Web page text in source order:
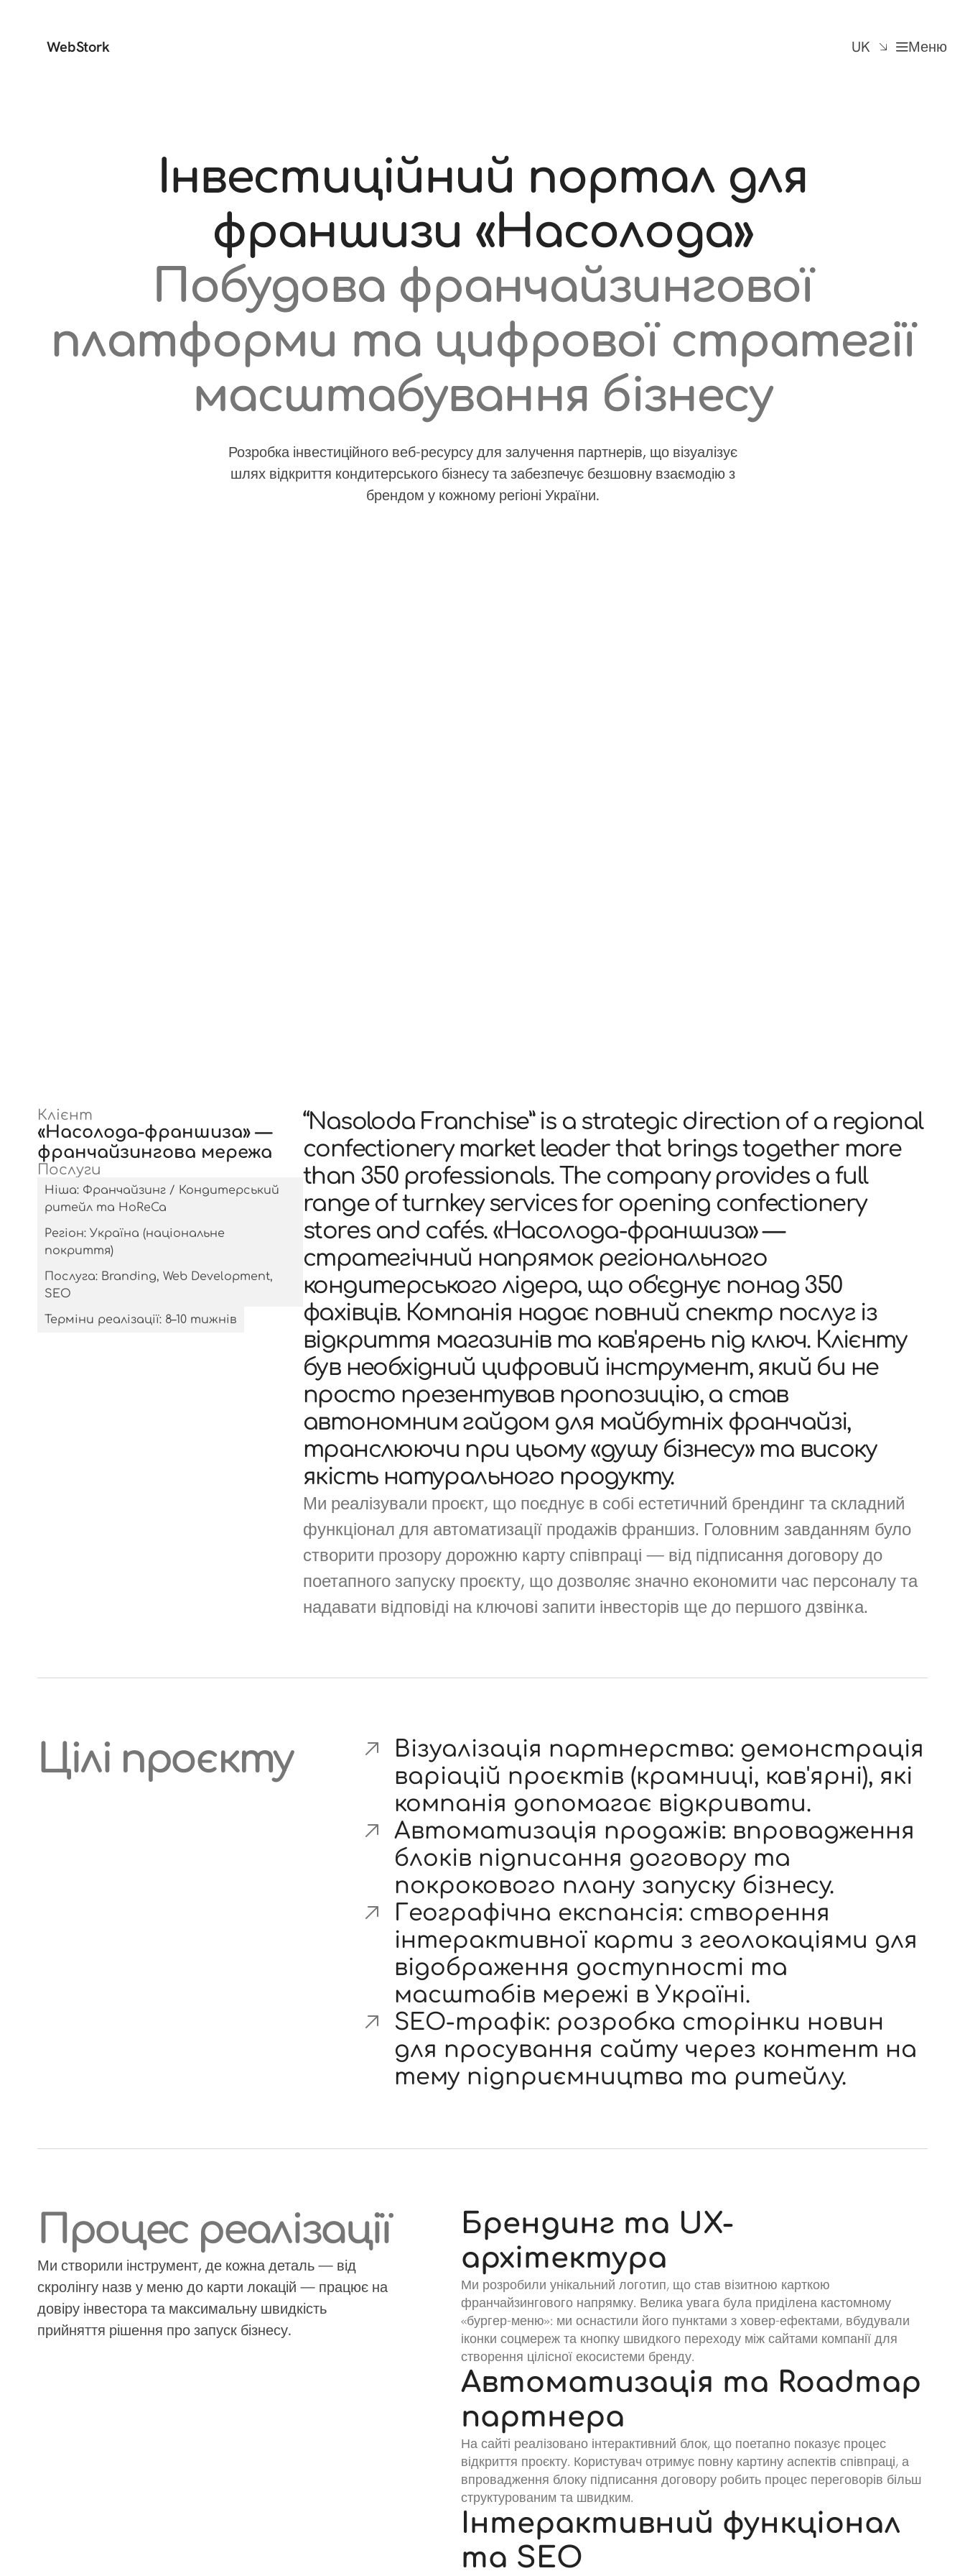
WebStork UK Меню
Інвестиційний портал для
франшизи «Насолода»
Побудова франчайзингової
платформи та цифрової стратегії
масштабування бізнесу
Розробка інвестиційного веб-ресурсу для залучення партнерів, що візуалізує
шлях відкриття кондитерського бізнесу та забезпечує безшовну взаємодію з
брендом у кожному регіоні України.
Клієнт
«Насолода-франшиза» —
франчайзингова мережа
Послуги
Ніша: Франчайзинг / Кондитерський
ритейл та HoReCa
Регіон: Україна (національне
покриття)
Послуга: Branding, Web Development,
SEO
Терміни реалізації: 8–10 тижнів
“Nasoloda Franchise” is a strategic direction of a regional
confectionery market leader that brings together more
than 350 professionals. The company provides a full
range of turnkey services for opening confectionery
stores and cafés. «Насолода-франшиза» —
стратегічний напрямок регіонального
кондитерського лідера, що об'єднує понад 350
фахівців. Компанія надає повний спектр послуг із
відкриття магазинів та кав'ярень під ключ. Клієнту
був необхідний цифровий інструмент, який би не
просто презентував пропозицію, а став
автономним гайдом для майбутніх франчайзі,
транслюючи при цьому «душу бізнесу» та високу
якість натурального продукту.
Ми реалізували проєкт, що поєднує в собі естетичний брендинг та складний
функціонал для автоматизації продажів франшиз. Головним завданням було
створити прозору дорожню карту співпраці — від підписання договору до
поетапного запуску проєкту, що дозволяє значно економити час персоналу та
надавати відповіді на ключові запити інвесторів ще до першого дзвінка.
Цілі проєкту
Візуалізація партнерства: демонстрація
варіацій проєктів (крамниці, кав'ярні), які
компанія допомагає відкривати.
Автоматизація продажів: впровадження
блоків підписання договору та
покрокового плану запуску бізнесу.
Географічна експансія: створення
інтерактивної карти з геолокаціями для
відображення доступності та
масштабів мережі в Україні.
SEO-трафік: розробка сторінки новин
для просування сайту через контент на
тему підприємництва та ритейлу.
Процес реалізації
Ми створили інструмент, де кожна деталь — від
скролінгу назв у меню до карти локацій — працює на
довіру інвестора та максимальну швидкість
прийняття рішення про запуск бізнесу.
Брендинг та UX-
архітектура
Ми розробили унікальний логотип, що став візитною карткою
франчайзингового напрямку. Велика увага була приділена кастомному
«бургер-меню»: ми оснастили його пунктами з ховер-ефектами, вбудували
іконки соцмереж та кнопку швидкого переходу між сайтами компанії для
створення цілісної екосистеми бренду.
Автоматизація та Roadmap
партнера
На сайті реалізовано інтерактивний блок, що поетапно показує процес
відкриття проєкту. Користувач отримує повну картину аспектів співпраці, а
впровадження блоку підписання договору робить процес переговорів більш
структурованим та швидким.
Інтерактивний функціонал
та SEO